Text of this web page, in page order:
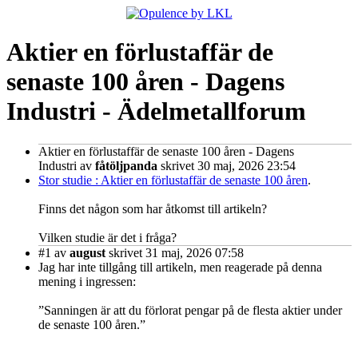
Aktier en förlustaffär de
senaste 100 åren - Dagens
Industri - Ädelmetallforum
Aktier en förlustaffär de senaste 100 åren - Dagens
Industri av fåtöljpanda skrivet 30 maj, 2026 23:54
Stor studie : Aktier en förlustaffär de senaste 100 åren.
Finns det någon som har åtkomst till artikeln?
Vilken studie är det i fråga?
#1 av august skrivet 31 maj, 2026 07:58
Jag har inte tillgång till artikeln, men reagerade på denna
mening i ingressen:
”Sanningen är att du förlorat pengar på de flesta aktier under
de senaste 100 åren.”